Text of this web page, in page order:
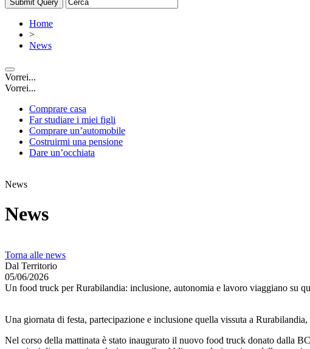
Home
>
News
Vorrei...
Vorrei...
Comprare casa
Far studiare i miei figli
Comprare un’automobile
Costruirmi una pensione
Dare un’occhiata
News
News
Torna alle news
Dal Territorio
05/06/2026
Un food truck per Rurabilandia: inclusione, autonomia e lavoro viaggiano su
Una giornata di festa, partecipazione e inclusione quella vissuta a
Nel corso della mattinata è stato inaugurato il nuovo food truck donato dalla